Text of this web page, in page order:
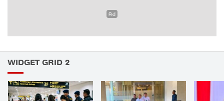
WIDGET GRID 2